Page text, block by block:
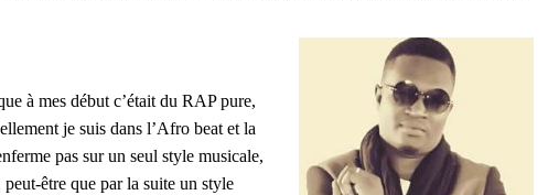
à mes début c’était du RAP pure,
je suis dans l’Afro beat et la
pas sur un seul style musicale,
être que par la suite un style